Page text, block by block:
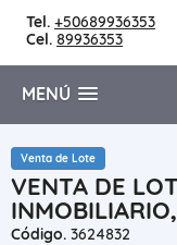
Tel. +50689936353
Cel. 89936353
MENÚ
Venta de Lote
VENTA DE
Código. 3624832